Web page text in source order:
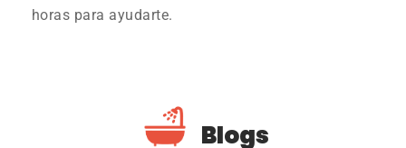
horas para ayudarte.
Blogs